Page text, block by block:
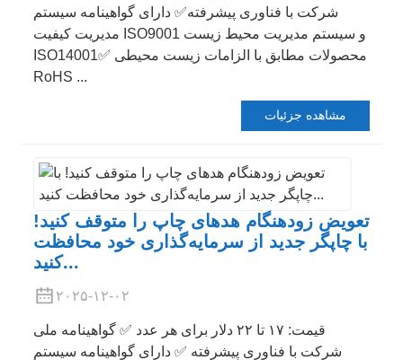
شرکت با فناوری پیشرفته✅ دارای گواهینامه سیستم
مدیریت کیفیت ISO9001 و سیستم مدیریت محیط زیست
ISO14001✅ محصولات مطابق با الزامات زیست محیطی
RoHS ...
مشاهده جزئیات
تعویض زودهنگام هدهای چاپ را متوقف کنید!
با چاپگر جدید از سرمایه‌گذاری خود محافظت
کنید...
۲۰۲۵-۱۲-۰۲
قیمت: ۱۷ تا ۲۲ دلار برای هر عدد ✅ گواهینامه ملی
شرکت با فناوری پیشرفته ✅ دارای گواهینامه سیستم